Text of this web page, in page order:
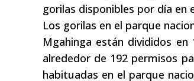
gorilas disponibles por día en
Los gorilas en el parque
Mgahinga están divididos
alrededor de 192 permisos
habituadas en el parque